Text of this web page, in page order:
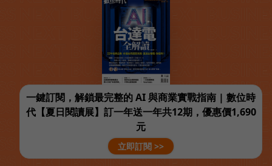
一鍵訂閱，解鎖最完整的 AI 與商業實戰指南 | 數位時
代【夏日閱讀展】訂一年送一年共12期，優惠價1,690
元
立即訂閱 >>